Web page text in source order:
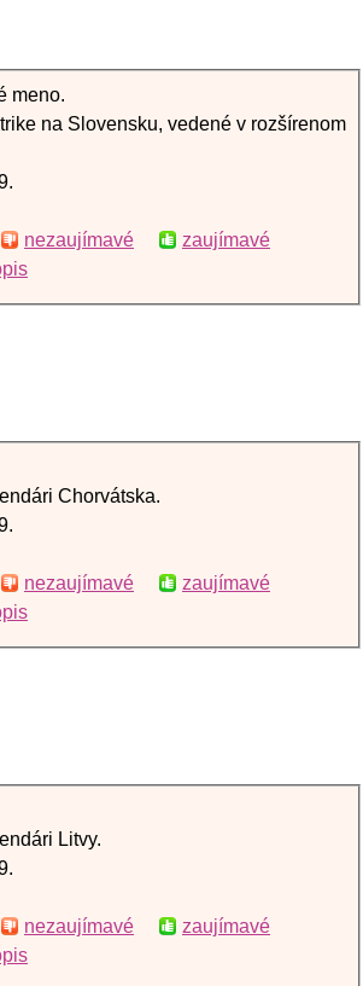
meno.
na Slovensku, vedené v rozšírenom
nezaujímavé
zaujímavé
Chorvátska.
nezaujímavé
zaujímavé
Litvy.
nezaujímavé
zaujímavé